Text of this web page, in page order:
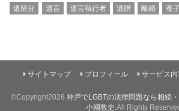
遺留分
遺言 遺言執行者 遺贈 離婚 養
サイトマップ プロフィール サービス内
©Copyright2026 神戸でLGBTの法律問題なら相続
小國敦史 .All Rights